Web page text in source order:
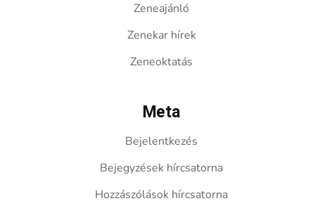
Zeneajánló
Zenekar hírek
Zeneoktatás
Meta
Bejelentkezés
Bejegyzések hírcsatorna
Hozzászólások hírcsatorna